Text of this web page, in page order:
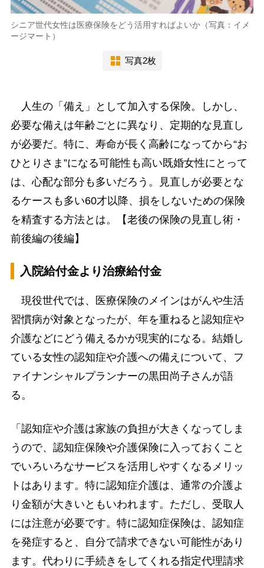
シニア世代女性は医療保険をどう活用すればよいか（写真：イメ
ージマート）
写真2枚
人生の「備え」として加入する保険。しかし、
必要な備えは年齢ごとに異なり、定期的な見直し
が必要だ。特に、寿命が長く高齢になってから“お
ひとりさま”になる可能性も高い既婚女性にとって
は、心配な部分も多いだろう。見直しが必要とな
るケースも多い60才以降、損をしないための保険
を精査する方法とは。【老後の保険の見直し術・
前後編の後編】
入院給付金より治療給付金
現役世代では、医療保険のメインはがんや生活
習慣病が対象となったが、年を重ねると認知症や
介護などにどう備えるかが現実的になる。結婚し
ている女性の認知症や介護への備えについて、フ
ァイナンシャルプランナーの黒田尚子さんが語
る。
「認知症や介護は家族の負担が大きくなってしま
うので、認知症保険や介護保険に入っておくこと
でいろいろなサービスを活用しやすくなるメリッ
トはあります。特に認知症介護は、通常の介護よ
り金額が大きいともいわれます。ただし、受取人
には注意が必要です。特に認知症保険は、認知症
を発症すると、自分で請求できない可能性があり
ます。代わりに手続きをしてくれる指定代理請求